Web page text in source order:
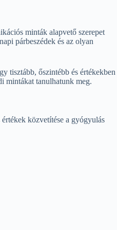
minták alapvető szerepet
párbeszédek és az olyan
tisztább, őszintébb és értékekben
mintákat tanulhatunk meg.
közvetítése a gyógyulás